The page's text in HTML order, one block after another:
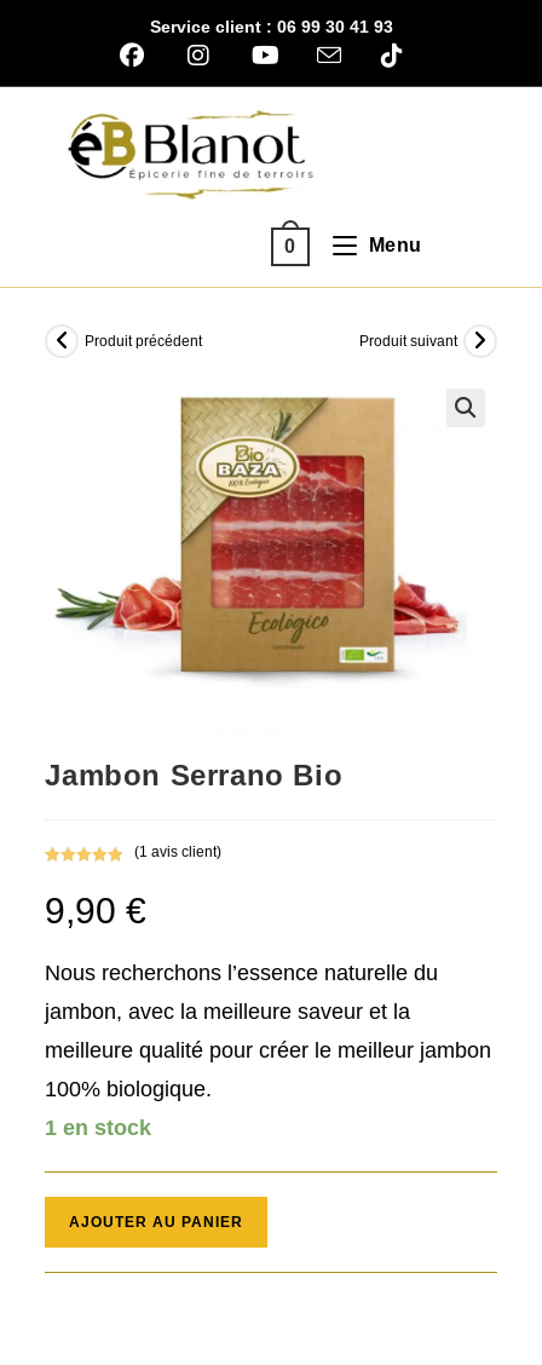
Service client : 06 99 30 41 93
0 Menu
Produit précédent Produit suivant
Jambon Serrano Bio
sur 5
basé sur
client
(1 avis client)
9,90€
Nous recherchons l’essence naturelle du
jambon, avec la meilleure saveur et la
meilleure qualité pour créer le meilleur jambon
100% biologique.
1 en stock
Jambon
AJOUTER AU PANIER